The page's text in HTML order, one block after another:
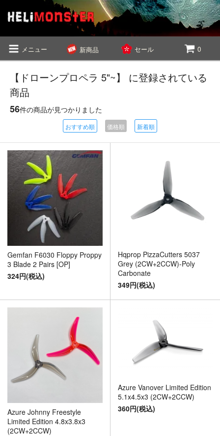
メニュー 新商品 セール 0
【ドローンプロペラ 5"~】 に登録されている
商品
56件の商品が見つかりました
おすすめ順 価格順 新着順
Gemfan F6030 Floppy Proppy
3 Blade 2 Pairs [OP]
324円(税込)
Hqprop PizzaCutters 5037
Grey (2CW+2CCW)-Poly
Carbonate
349円(税込)
Azure Johnny Freestyle
Limited Edition 4.8x3.8x3
(2CW+2CCW)
Azure Vanover Limited Edition
5.1x4.5x3 (2CW+2CCW)
360円(税込)